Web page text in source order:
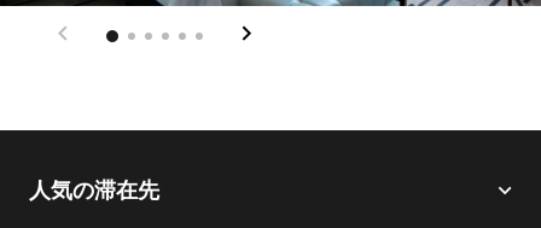
人気の滞在先